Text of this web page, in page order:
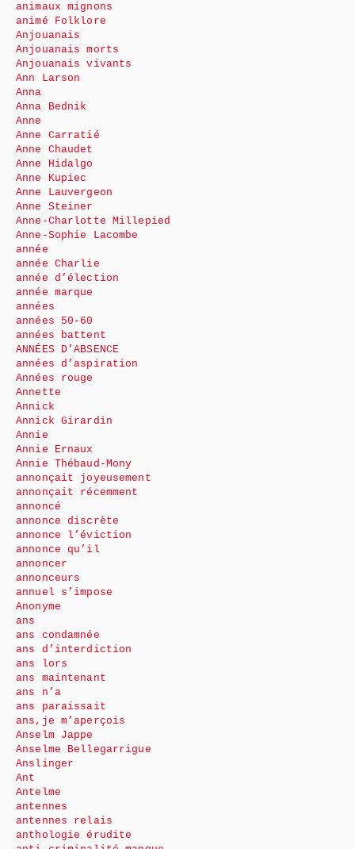
animaux mignons
animé Folklore
Anjouanais
Anjouanais morts
Anjouanais vivants
Ann Larson
Anna
Anna Bednik
Anne
Anne Carratié
Anne Chaudet
Anne Hidalgo
Anne Kupiec
Anne Lauvergeon
Anne Steiner
Anne-Charlotte Millepied
Anne-Sophie Lacombe
année
année Charlie
année d’élection
année marque
années
années 50-60
années battent
ANNÉES D’ABSENCE
années d’aspiration
Années rouge
Annette
Annick
Annick Girardin
Annie
Annie Ernaux
Annie Thébaud-Mony
annonçait joyeusement
annonçait récemment
annoncé
annonce discrète
annonce l’éviction
annonce qu’il
annoncer
annonceurs
annuel s’impose
Anonyme
ans
ans condamnée
ans d’interdiction
ans lors
ans maintenant
ans n’a
ans paraissait
ans,je m’aperçois
Anselm Jappe
Anselme Bellegarrigue
Anslinger
Ant
Antelme
antennes
antennes relais
anthologie érudite